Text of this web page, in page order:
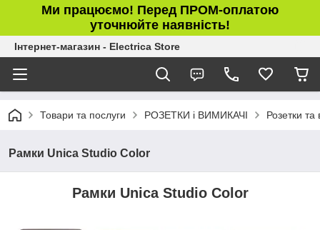
Ми працюємо! Перед ПРОМ-оплатою
уточнюйте наявність!
Інтернет-магазин - Electrica Store
Товари та послуги РОЗЕТКИ і ВИМИКАЧІ Розетки
Рамки Unica Studio Color
Рамки Unica Studio Color